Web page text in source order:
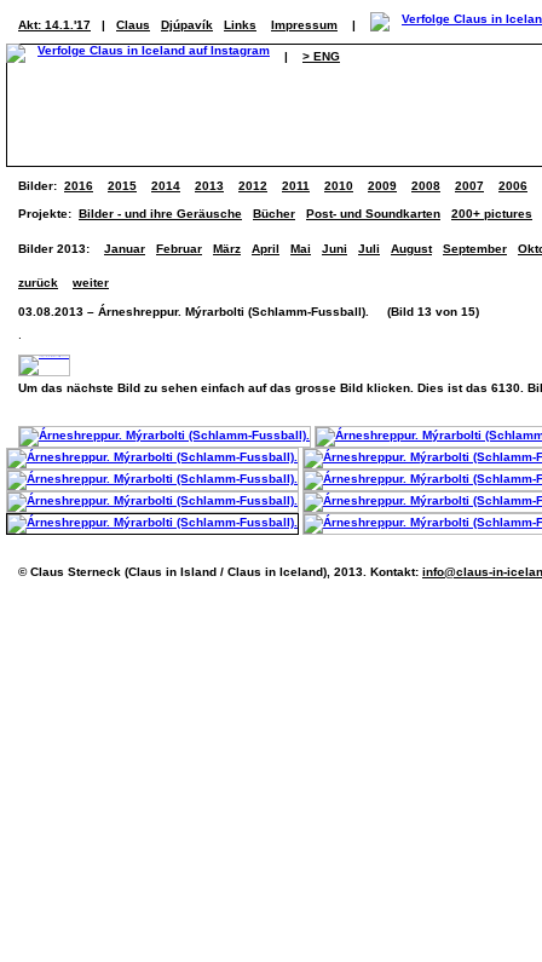
Akt: 14.1.'17 | Claus Djúpavík Links Impressum |
| > ENG
Bilder: 2016 2015 2014 2013 2012 2011 2010 2009 2008 2007 2006
Projekte: Bilder - und ihre Geräusche Bücher Post- und Soundkarten 200+ pictures
Bilder 2013: Januar Februar März April Mai Juni Juli August September
zurück weiter
03.08.2013 – Árneshreppur. Mýrarbolti (Schlamm-Fussball). (Bild 13 von 15)
Um das nächste Bild zu sehen einfach auf das grosse Bild klicken. Dies ist das 6130.
© Claus Sterneck (Claus in Island / Claus in Iceland), 2013. Kontakt: info@claus-in-